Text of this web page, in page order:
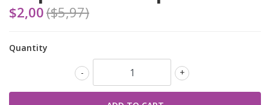
$2,00($5,97)
Quantity
+
-